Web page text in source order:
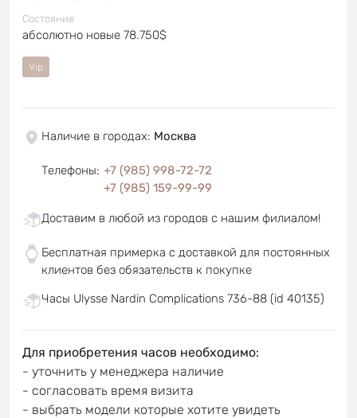
Состояние
абсолютно новые 78.750$
Vip
Наличие в городах: Москва
Телефоны: +7 (985) 998-72-72
+7 (985) 159-99-99
Доставим в любой из городов с нашим филиалом!
Бесплатная примерка с доставкой для постоянных
клиентов без обязательств к покупке
Часы Ulysse Nardin Complications 736-88 (id 40135)
Для приобретения часов необходимо:
- уточнить у менеджера наличие
- согласовать время визита
- выбрать модели которые хотите увидеть